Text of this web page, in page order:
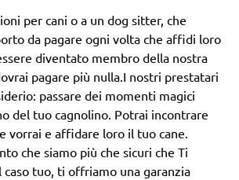
per cani o a un dog sitter, che
da pagare ogni volta che affidi loro
diventato membro della nostra
pagare più nulla.I nostri prestatari
passare dei momenti magici
del tuo cagnolino. Potrai incontrare
vorrai e affidare loro il tuo cane.
che siamo più che sicuri che Ti
caso tuo, ti offriamo una garanzia